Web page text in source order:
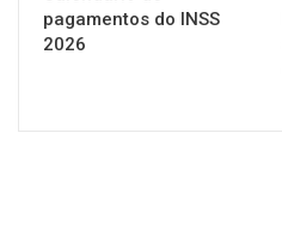
pagamentos do INSS
2026